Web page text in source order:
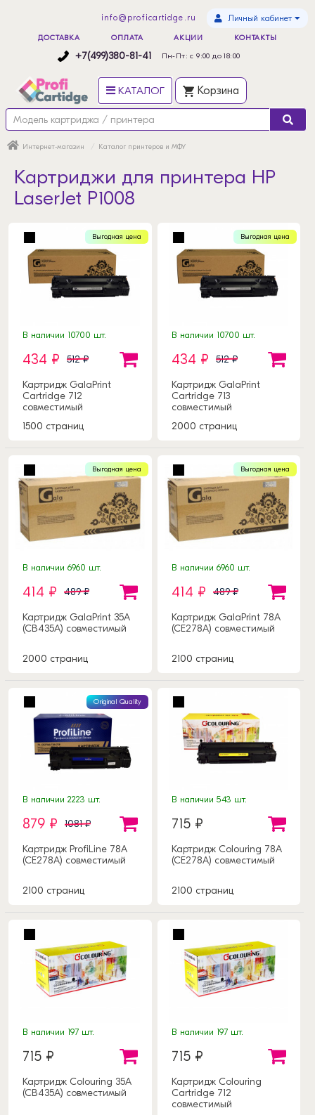
info@proficartidge.ru Личный кабинет
ДОСТАВКА ОПЛАТА АКЦИИ КОНТАКТЫ
+7(499)380-81-41 Пн-Пт: с 9:00 до 18:00
КАТАЛОГ Корзина
Интернет-магазин Каталог принтеров и МФУ
Картриджи для принтера HP
LaserJet P1008
Выгодная цена
В наличии 10700 шт.
434 ₽ 512 ₽
Картридж GalaPrint
Cartridge 712
совместимый
1500 страниц
Выгодная цена
В наличии 10700 шт.
434 ₽ 512 ₽
Картридж GalaPrint
Cartridge 713
совместимый
2000 страниц
Выгодная цена
В наличии 6960 шт.
414 ₽ 489 ₽
Картридж GalaPrint 35A
(CB435A) совместимый
2000 страниц
Выгодная цена
В наличии 6960 шт.
414 ₽ 489 ₽
Картридж GalaPrint 78A
(CE278A) совместимый
2100 страниц
Original Quality
В наличии 2223 шт.
879 ₽ 1081 ₽
Картридж ProfiLine 78A
(CE278A) совместимый
2100 страниц
В наличии 543 шт.
715 ₽
Картридж Colouring 78A
(CE278A) совместимый
2100 страниц
В наличии 197 шт.
715 ₽
Картридж Colouring 35A
(CB435A) совместимый
В наличии 197 шт.
715 ₽
Картридж Colouring
Cartridge 712
совместимый